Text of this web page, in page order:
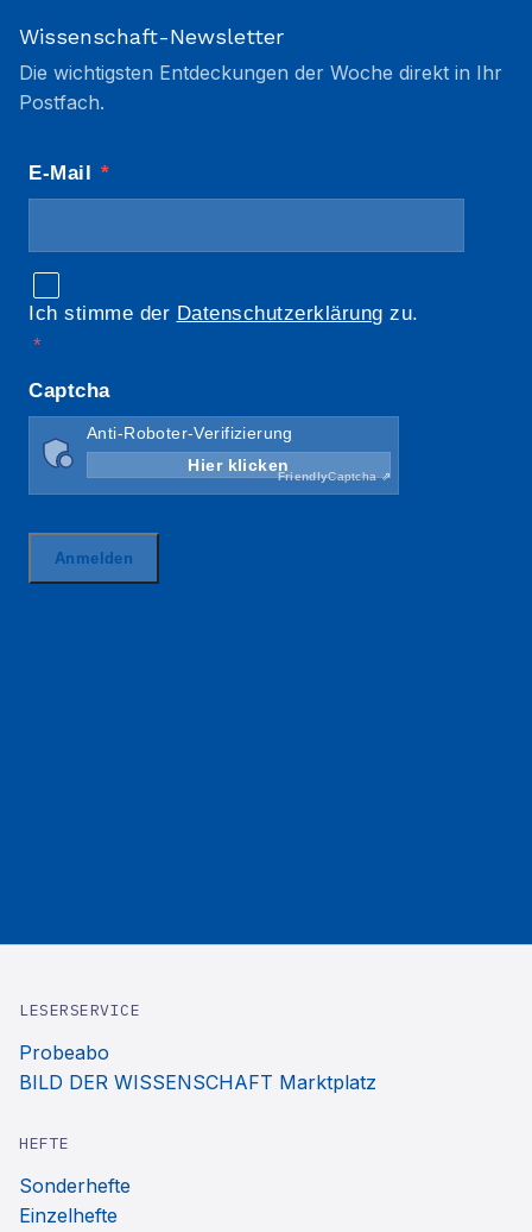
Wissenschaft-Newsletter
Die wichtigsten Entdeckungen der Woche direkt in Ihr
Postfach.
LESERSERVICE
Probeabo
BILD DER WISSENSCHAFT Marktplatz
HEFTE
Sonderhefte
Einzelhefte